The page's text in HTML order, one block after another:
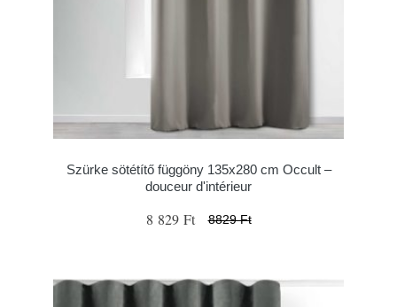
Szürke sötétítő függöny 135x280 cm Occult –
douceur d'intérieur
8 829 Ft 8829 Ft